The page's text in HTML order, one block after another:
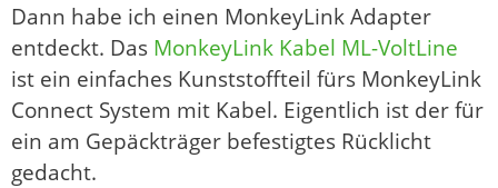
Dann habe ich einen MonkeyLink Adapter
entdeckt. Das MonkeyLink Kabel ML-VoltLine
ist ein einfaches Kunststoffteil fürs MonkeyLink
Connect System mit Kabel. Eigentlich ist der für
ein am Gepäckträger befestigtes Rücklicht
gedacht.